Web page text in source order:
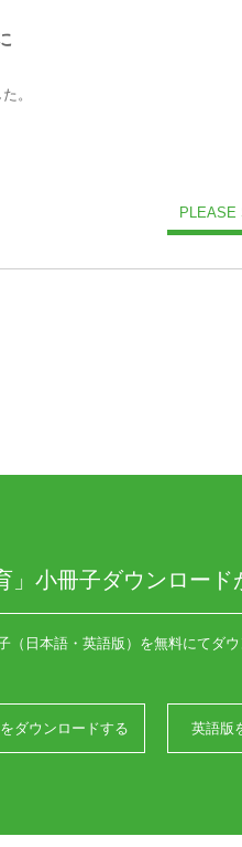
。
PLEASE
」小冊子ダウンロード
（日本語・英語版）を無料にてダ
ダウンロードする 英語版